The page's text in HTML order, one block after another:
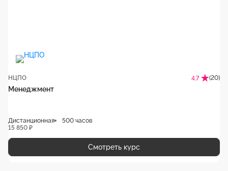
НЦПО 4.7 (20)
Менеджмент
Дистанционная
500 часов
15 850 ₽
Смотреть курс